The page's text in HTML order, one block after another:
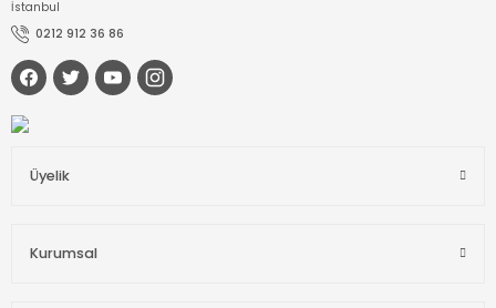
İstanbul
0212 912 36 86
Üyelik
Kurumsal